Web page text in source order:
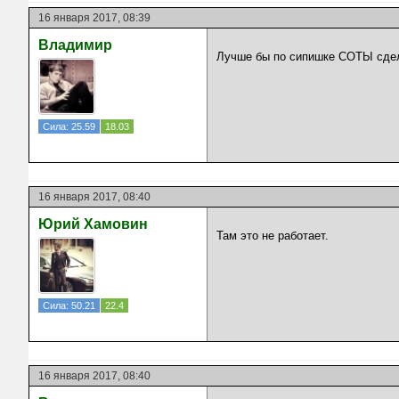
16 января 2017, 08:39
Владимир
Сила: 25.59 18.03
Лучше бы по сипишке СОТЫ
16 января 2017, 08:40
Юрий Хамовин
Сила: 50.21 22.4
Там это не работает.
16 января 2017, 08:40